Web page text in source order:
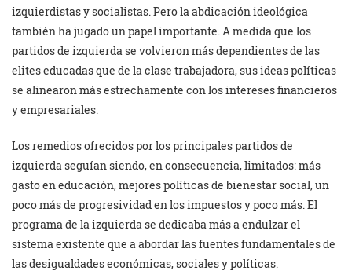
izquierdistas y socialistas. Pero la abdicación ideológica
también ha jugado un papel importante. A medida que los
partidos de izquierda se volvieron más dependientes de las
elites educadas que de la clase trabajadora, sus ideas políticas
se alinearon más estrechamente con los intereses financieros
y empresariales.
Los remedios ofrecidos por los principales partidos de
izquierda seguían siendo, en consecuencia, limitados: más
gasto en educación, mejores políticas de bienestar social, un
poco más de progresividad en los impuestos y poco más. El
programa de la izquierda se dedicaba más a endulzar el
sistema existente que a abordar las fuentes fundamentales de
las desigualdades económicas, sociales y políticas.